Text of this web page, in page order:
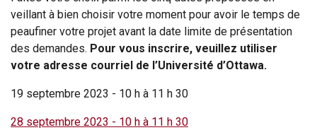
veillant à bien choisir votre moment pour avoir le temps de
peaufiner votre projet avant la date limite de présentation
des demandes. Pour vous inscrire, veuillez utiliser
votre adresse courriel de l’Université d’Ottawa.
19 septembre 2023 - 10 h à 11 h 30
28 septembre 2023 - 10 h à 11 h 30